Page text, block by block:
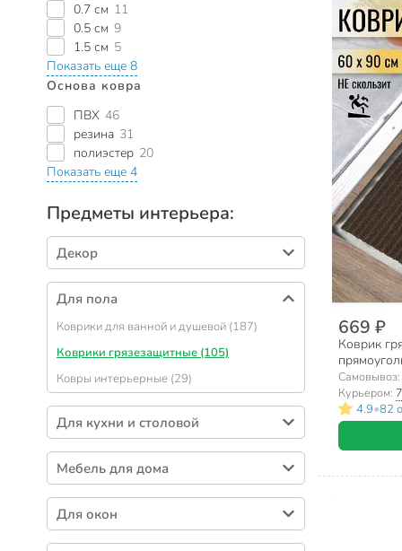
0.7 см 11
0.5 см 9
1.5 см 5
Показать еще 8
Основа ковра
ПВХ 46
резина 31
полиэстер 20
Показать еще 4
Предметы интерьера:
Декор
Свечи (214)
Клеенки (182)
Вазы для цветов (138)
Фоторамки (123)
Цветы декоративные (110)
Часы (104)
Фигурки декоративные (92)
Салфетки декоративные (85)
Шкатулки (53)
Копилки (53)
Зеркала (47)
Для пола
Коврики для ванной и душевой (187)
Коврики грязезащитные (105)
Ковры интерьерные (29)
Для кухни и столовой
Скатерти (24)
Чехлы на стул (18)
Мебель для дома
Табуреты, стулья (41)
Полки (38)
Для окон
Крепления для штор (17)
669 ₽
Коврик
Самовывоз:
Курьером:
4.9•82